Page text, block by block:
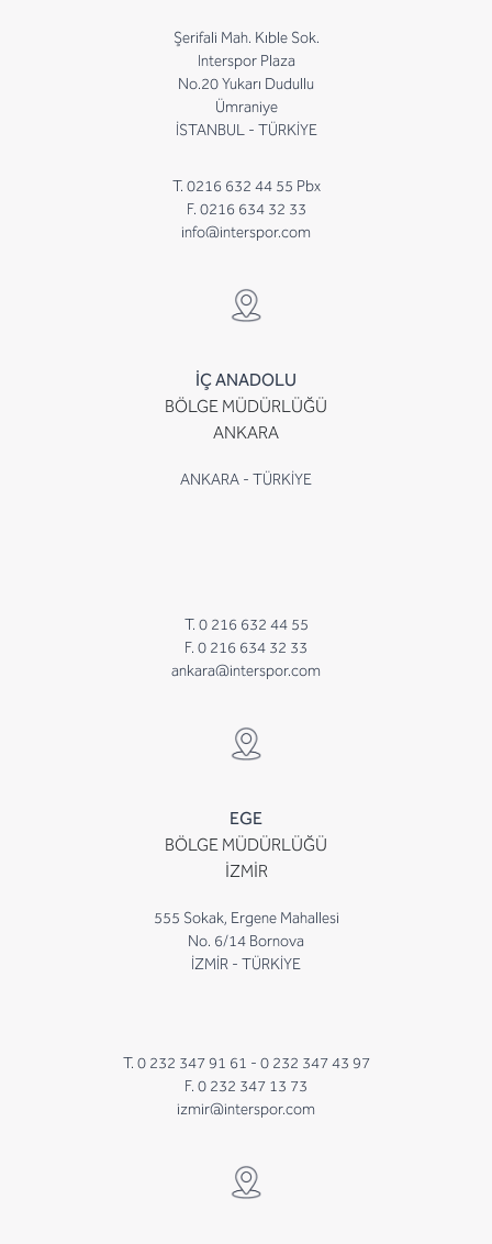
Şerifali Mah. Kıble Sok.
Interspor Plaza
No.20 Yukarı Dudullu
Ümraniye
İSTANBUL - TÜRKİYE
T. 0216 632 44 55 Pbx
F. 0216 634 32 33
info@interspor.com
İÇ ANADOLU
BÖLGE MÜDÜRLÜĞÜ
ANKARA
ANKARA - TÜRKİYE
T. 0 216 632 44 55
F. 0 216 634 32 33
ankara@interspor.com
EGE
BÖLGE MÜDÜRLÜĞÜ
İZMİR
555 Sokak, Ergene Mahallesi
No. 6/14 Bornova
İZMİR - TÜRKİYE
T. 0 232 347 91 61 - 0 232 347 43 97
F. 0 232 347 13 73
izmir@interspor.com